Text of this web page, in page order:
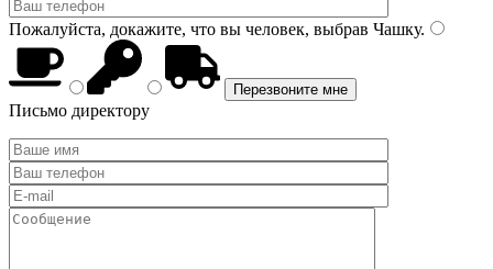
Пожалуйста, докажите, что вы человек, выбрав Чашку.
Письмо директору